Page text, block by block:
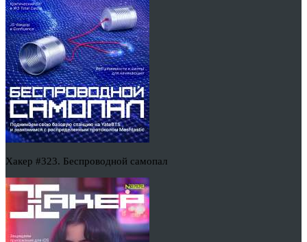
Хакер #323. Беспроводной самопал